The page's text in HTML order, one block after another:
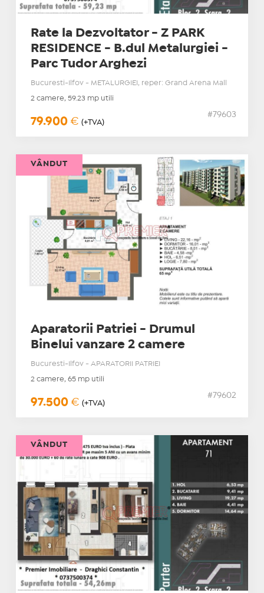
Rate la Dezvoltator - Z PARK
RESIDENCE - B.dul Metalurgiei -
Parc Tudor Arghezi
Bucuresti-Ilfov - METALURGIEI, reper: Grand Arena Mall
2 camere, 59.23 mp utili
79.900 € (+TVA)
#79603
Aparatorii Patriei - Drumul
Binelui vanzare 2 camere
Bucuresti-Ilfov - APARATORII PATRIEI
2 camere, 65 mp utili
97.500 € (+TVA)
#79602
VÂNDUT
VÂNDUT